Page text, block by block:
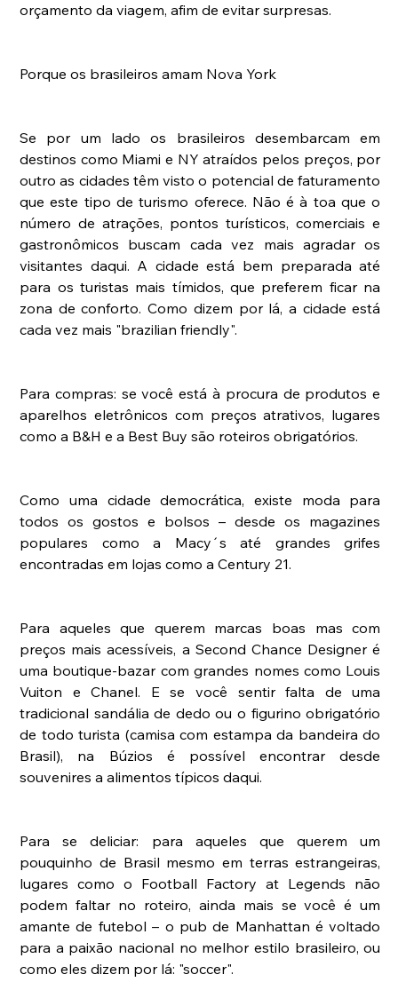
orçamento da viagem, afim de evitar surpresas.
Porque os brasileiros amam Nova York
Se por um lado os brasileiros desembarcam em
destinos como Miami e NY atraídos pelos preços, por
outro as cidades têm visto o potencial de faturamento
que este tipo de turismo oferece. Não é à toa que o
número de atrações, pontos turísticos, comerciais e
gastronômicos buscam cada vez mais agradar os
visitantes daqui. A cidade está bem preparada até
para os turistas mais tímidos, que preferem ficar na
zona de conforto. Como dizem por lá, a cidade está
cada vez mais "brazilian friendly".
Para compras: se você está à procura de produtos e
aparelhos eletrônicos com preços atrativos, lugares
como a B&H e a Best Buy são roteiros obrigatórios.
Como uma cidade democrática, existe moda para
todos os gostos e bolsos – desde os magazines
populares como a Macy´s até grandes grifes
encontradas em lojas como a Century 21.
Para aqueles que querem marcas boas mas com
preços mais acessíveis, a Second Chance Designer é
uma boutique-bazar com grandes nomes como Louis
Vuiton e Chanel. E se você sentir falta de uma
tradicional sandália de dedo ou o figurino obrigatório
de todo turista (camisa com estampa da bandeira do
Brasil), na Búzios é possível encontrar desde
souvenires a alimentos típicos daqui.
Para se deliciar: para aqueles que querem um
pouquinho de Brasil mesmo em terras estrangeiras,
lugares como o Football Factory at Legends não
podem faltar no roteiro, ainda mais se você é um
amante de futebol – o pub de Manhattan é voltado
para a paixão nacional no melhor estilo brasileiro, ou
como eles dizem por lá: "soccer".